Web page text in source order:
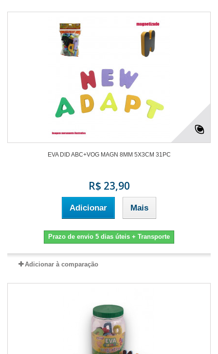
EVA DID ABC+VOG MAGN 8MM 5X3CM 31PC
R$ 23,90
Adicionar Mais
Prazo de envio 5 dias úteis + Transporte
Adicionar à comparação